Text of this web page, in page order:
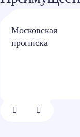
Московская
прописка